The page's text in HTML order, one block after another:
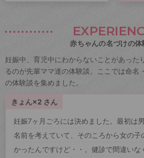
赤ちゃんの名づけの体
妊娠中、育児中にわからないことがあった
るのが先輩ママ達の体験談。ここでは命名
の体験談を集めました。
きょん×2 さん
妊娠7ヶ月ごろには決めました。最初は
名前を考えていて、そのころから女の子
かったんですけど・・。健診で間違いな